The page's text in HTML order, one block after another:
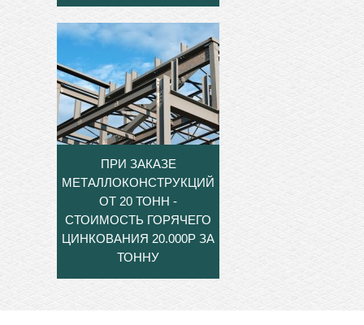
ПРИ ЗАКАЗЕ
МЕТАЛЛОКОНСТРУКЦИЙ
ОТ 20 ТОНН -
СТОИМОСТЬ ГОРЯЧЕГО
ЦИНКОВАНИЯ 20.000Р ЗА
ТОННУ